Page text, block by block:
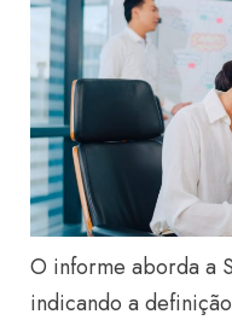
O informe aborda a
indicando a